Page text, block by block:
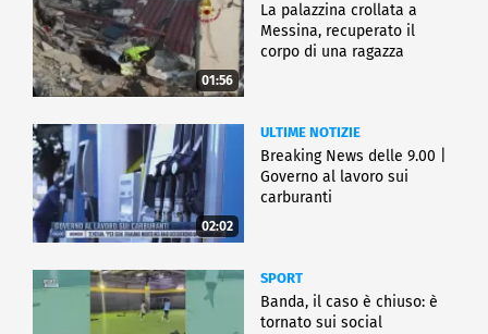
01:56
La palazzina crollata a
Messina, recuperato il
corpo di una ragazza
02:02
ULTIME NOTIZIE
Breaking News delle 9.00 |
Governo al lavoro sui
carburanti
SPORT
Banda, il caso è chiuso: è
tornato sui social